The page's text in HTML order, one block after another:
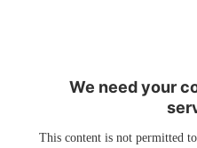
We need your
This content is not permitted